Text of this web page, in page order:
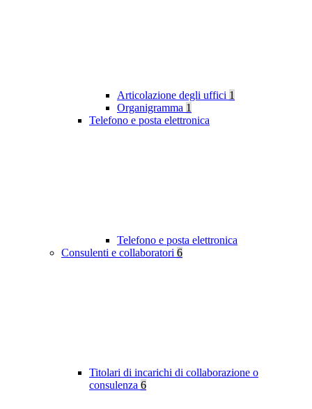
Articolazione degli uffici 1
Organigramma 1
Telefono e posta elettronica
Telefono e posta elettronica
Consulenti e collaboratori 6
Titolari di incarichi di collaborazione o
consulenza 6